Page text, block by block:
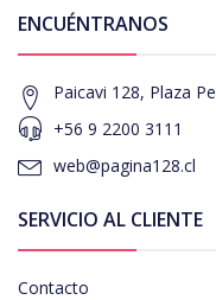
ENCUÉNTRANOS
Paicavi 128, Plaza
+56 9 2200 3111
web@pagina128.cl
SERVICIO AL CLIENTE
Contacto